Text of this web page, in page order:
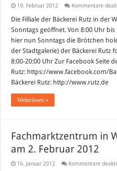
19. Februar 2012 Kommentare
Die Filliale der Bäckerei Rutz in der
Sonntags geöffnet. Von 8:00 Uhr
hier nun Sonntags die Brötchen
der Stadtgalerie) der Bäckerei Rutz
8:00-20:00 Uhr Zur Facebook Seite
Rutz: https://www.facebook.com/
Bäckerei Rutz: http://www.rutz.de
Weiterlesen »
Fachmarktzentrum in
am 2. Februar 2012
16. Januar 2012 Kommentare